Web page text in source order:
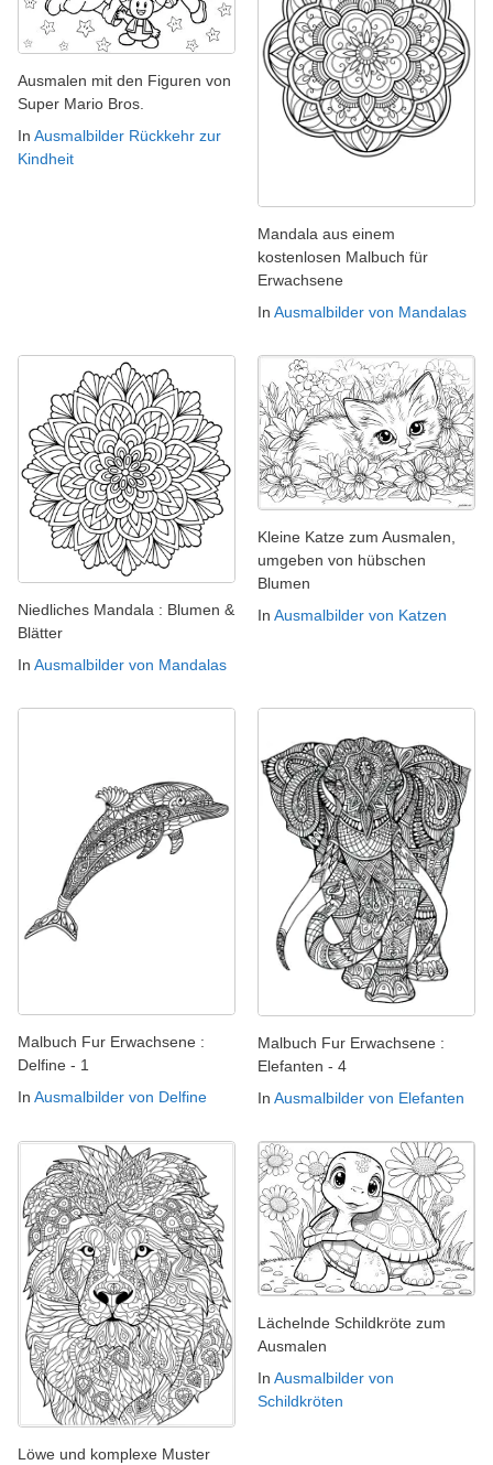
Ausmalen mit den Figuren von
Super Mario Bros.
In Ausmalbilder Rückkehr zur
Kindheit
Mandala aus einem
kostenlosen Malbuch für
Erwachsene
In Ausmalbilder von Mandalas
Niedliches Mandala : Blumen &
Blätter
In Ausmalbilder von Mandalas
Kleine Katze zum Ausmalen,
umgeben von hübschen
Blumen
In Ausmalbilder von Katzen
Malbuch Fur Erwachsene :
Delfine - 1
In Ausmalbilder von Delfine
Malbuch Fur Erwachsene :
Elefanten - 4
In Ausmalbilder von Elefanten
Löwe und komplexe Muster
Lächelnde Schildkröte zum
Ausmalen
In Ausmalbilder von
Schildkröten